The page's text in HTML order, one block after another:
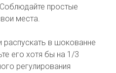
простые
места.
в шокованне
его хотя бы на 1/3
регулирования